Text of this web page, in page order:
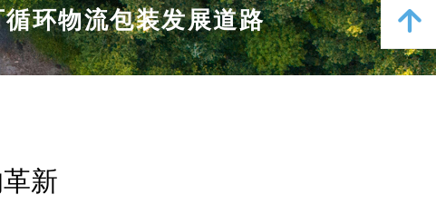
新
环物流包装发展道路 녕